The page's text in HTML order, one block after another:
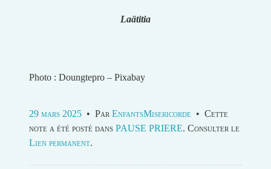
Laätitia
Photo : Doungtepro – Pixabay
29 mars 2025 • Par EnfantsMisericorde • Cette
note a été posté dans PAUSE PRIERE. Consulter le
Lien permanent.